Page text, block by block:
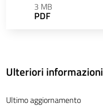
3 MB
PDF
Ulteriori informazioni
Ultimo aggiornamento